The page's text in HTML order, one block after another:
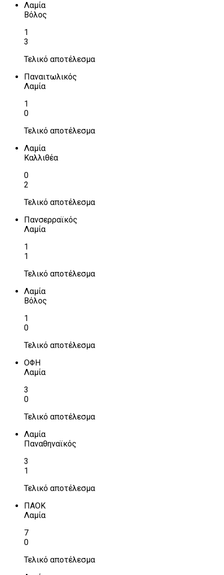
Λαμία
Βόλος
1
3
Τελικό αποτέλεσμα
Παναιτωλικός
Λαμία
1
0
Τελικό αποτέλεσμα
Λαμία
Καλλιθέα
0
2
Τελικό αποτέλεσμα
Πανσερραϊκός
Λαμία
1
1
Τελικό αποτέλεσμα
Λαμία
Βόλος
1
0
Τελικό αποτέλεσμα
ΟΦΗ
Λαμία
3
0
Τελικό αποτέλεσμα
Λαμία
Παναθηναϊκός
3
1
Τελικό αποτέλεσμα
ΠΑΟΚ
Λαμία
7
0
Τελικό αποτέλεσμα